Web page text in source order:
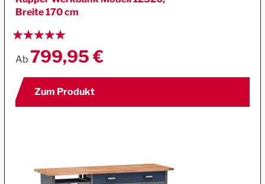
Breite 170 cm
Bewertung:
100%
Ab 799,95 €
Zum Produkt